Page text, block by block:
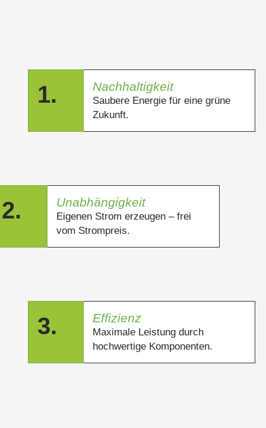
1. Nachhaltigkeit
Saubere Energie für eine grüne
Zukunft.
2. Unabhängigkeit
Eigenen Strom erzeugen – frei
vom Strompreis.
3. Effizienz
Maximale Leistung durch
hochwertige Komponenten.